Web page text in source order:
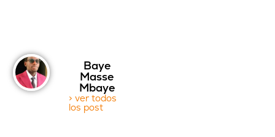
Baye
Masse
Mbaye
> ver todos
los post